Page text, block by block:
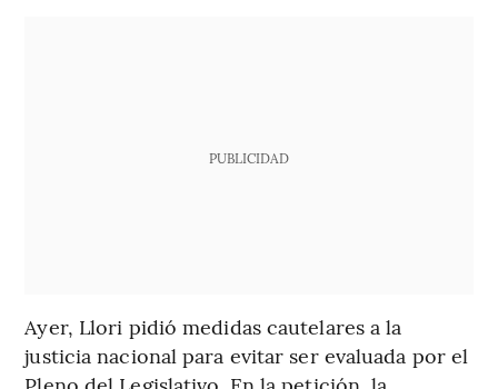
PUBLICIDAD
Ayer, Llori pidió medidas cautelares a la
justicia nacional para evitar ser evaluada por el